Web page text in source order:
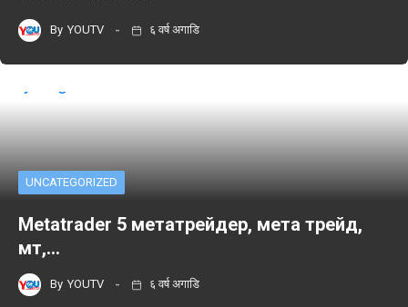
By YOUTV ६ वर्ष अगाडि
UNCATEGORIZED
Metatrader 5 метатрейдер, мета трейд,
мт,…
By YOUTV ६ वर्ष अगाडि